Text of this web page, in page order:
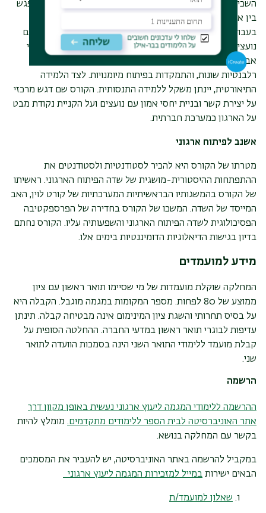
השכיחה ביותר להתרחשות של פעולה ייעוצית. היכולת לנהל מפגש
בין אישי אפקטיבי ומצמיח היא אחד היסודות החשובים ביותר
בעבודת היועץ. מפגשים אישיים מתבצעים עם מזמיני עבודה, עם
נועצים, עם יועצים אחרים, עם עובדים בארגון, במסגרת תהליכי
אבחון והתערבות. הקורס יכלול היכרות עם מסגרות תיאורטיות
רלבנטיות שונות, והתמקדות בפיתוח מיומנויות. לצד הלמידה
התיאורטית, יינתן משקל ללמידה התנסותית. הקורס שם דגש מרכזי
על יצירת קשר ובניית יחסי אמון עם נועצים ועל הקניית נקודת מבט
על הארגון כמערכת חברתית.
אשנב לפיתוח ארגוני
מטרתו של הקורס היא להכיר לסטודנטיות ולסטודנטים את
ההתפתחות ההיסטורית-מושגית של שדה הפיתוח הארגוני. ראשיתו
של הקורס בהמשגותיו הבראשיתיות המערכתיות של קורט לוין, האב
המייסד של השדה. המשכו של הקורס בחדירה של הפרספקטיבה
הפסיכולוגית לשדה הפיתוח הארגוני והשפעותיה עליו. הקורס נחתם
בדיון בגישות הדיאלוגיות הדומיננטיות בימים אלו.
מידע למועמדים
המחלקה שוקלת מועמדות של מי שסיימו תואר ראשון עם ציון
ממוצע של 80 לפחות. מספר המקומות במגמה מוגבל. הקבלה היא
על בסיס תחרותי והשגת ציון המינימום אינה מבטיחה קבלה. תינתן
עדיפות לבוגרי תואר ראשון במדעי החברה. ההחלטה הסופית על
קבלת מועמד ללימודי התואר השני הינה בסמכות הוועדה לתואר
שני.
הרשמה
ההרשמה ללימודי המגמה ליעוץ ארגוני נעשית באופן מקוון דרך
אתר האוניברסיטה לבית הספר ללימודים מתקדמים. מומלץ להיות
בקשר עם המחלקה בנושא.
במקביל להרשמה באתר האוניברסיטה, יש להעביר את המסמכים
הבאים ישירות במייל למזכירות המגמה ליעוץ ארגוני
שאלון למועמד/ת